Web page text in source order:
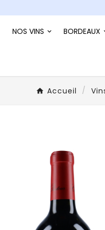
NOS VINS BORDEAUX
Accueil